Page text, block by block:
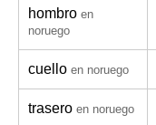
hombro en
noruego
cuello en noruego
trasero en noruego